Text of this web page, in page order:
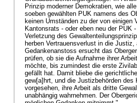
Prinzip moderner Demokratien, wie
soeben gewählten PUK namens des
keinen Umständen zu der von einigen
Kantonsrats - oder eben neu der PUK
Verletzung des
herben Vertrauensverlust in die
Gedankenanstoss ersucht das
prüfen, ob sie die Aufnahme ihrer
möchte, bis zumindest die erste
gefällt hat. Damit bliebe die
gew[a]hrt, und die Justizbehörden
vorgesehen, ihre Arbeit als dritte
unabhängig wahrnehmen. Der